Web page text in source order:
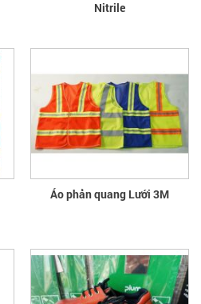
Nitrile
Áo phản quang Lưới 3M